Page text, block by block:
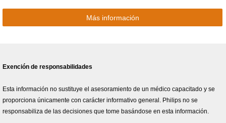
Más información
Exención de responsabilidades
Esta información no sustituye el asesoramiento de un médico capacitado y se
proporciona únicamente con carácter informativo general. Philips no se
responsabiliza de las decisiones que tome basándose en esta información.